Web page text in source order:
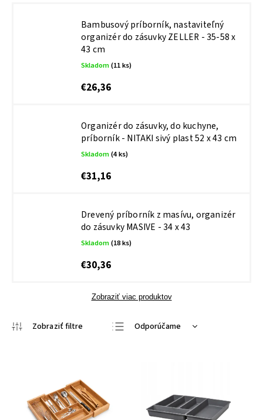
Bambusový príborník, nastaviteľný
organizér do zásuvky ZELLER - 35-58 x
43 cm
Skladom(11 ks)
€26,36
Organizér do zásuvky, do kuchyne,
príborník - NITAKI sivý plast 52 x 43 cm
Skladom(4 ks)
€31,16
Drevený príborník z masívu, organizér
do zásuvky MASIVE - 34 x 43
Skladom(18 ks)
€30,36
Zobraziť viac produktov
Odporúčame
Abecedne